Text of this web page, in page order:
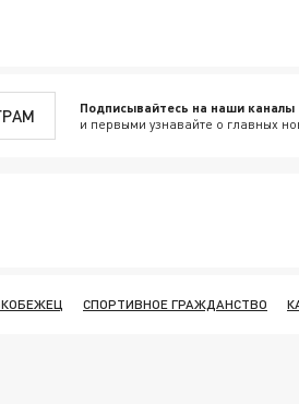
Подписывайтесь на наши каналы
и первыми узнавайте о главных
СПОРТИВНОЕ ГРАЖДАНСТВО